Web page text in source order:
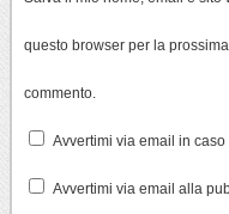
questo browser per la
commento.
Avvertimi via email in
Avvertimi via email alla